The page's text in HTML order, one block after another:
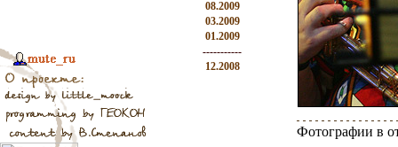
08.2009
03.2009
01.2009
-----------
12.2008
Фотографии в